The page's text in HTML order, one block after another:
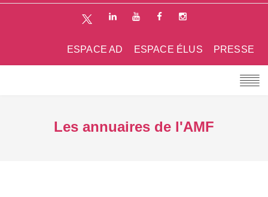
PRESSE
ESPACE ÉLUS
ESPACE AD
Les annuaires de l'AMF